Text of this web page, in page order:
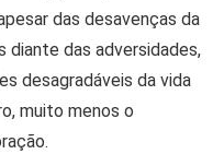
das desavenças da
diante das adversidades,
desagradáveis da vida
muito menos o